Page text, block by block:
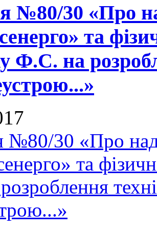
№80/30 «Про
та
Ф.С. на
№80/30 «Про
та